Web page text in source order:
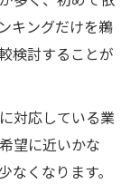
視すべき基
たい注意点
賢い進め方
キングだけを鵜
検討することが
対応している業
望に近いかな
くなります。